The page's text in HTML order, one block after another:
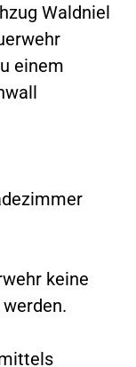
Waldniel
einem
keine